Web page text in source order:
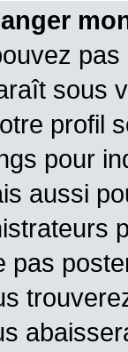
sous
profil
pour
aussi
pas